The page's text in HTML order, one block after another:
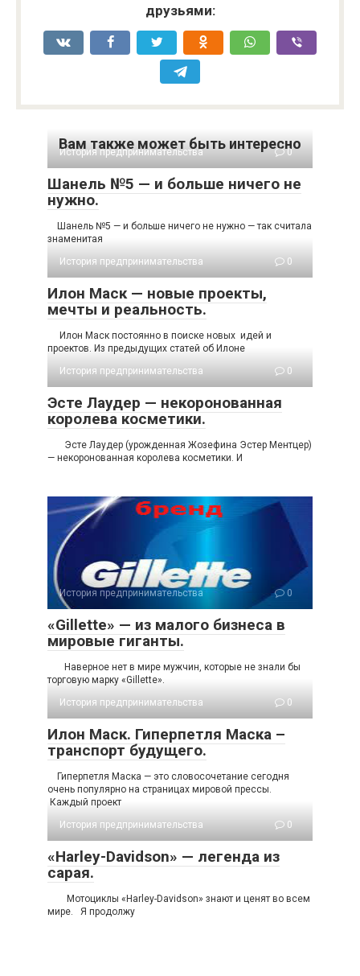
друзьями:
Вам также может быть интересно
История предпринимательства 0
Шанель №5 — и больше ничего не
нужно.
Шанель №5 — и больше ничего не нужно — так считала
знаменитая
История предпринимательства
0
Илон Маск — новые проекты,
мечты и реальность.
Илон Маск постоянно в поиске новых идей и
проектов. Из предыдущих статей об Илоне
История предпринимательства
0
Эсте Лаудер — некоронованная
королева косметики.
Эсте Лаудер (урожденная Жозефина Эстер Ментцер)
— некоронованная королева косметики. И
История предпринимательства 0
«Gillette» — из малого бизнеса в
мировые гиганты.
Наверное нет в мире мужчин, которые не знали бы
торговую марку «Gillette».
История предпринимательства
0
Илон Маск. Гиперпетля Маска –
транспорт будущего.
Гиперпетля Маска — это словосочетание сегодня
очень популярно на страницах мировой прессы.
Каждый проект
История предпринимательства
0
«Harley-Davidson» — легенда из
сарая.
Мотоциклы «Harley-Davidson» знают и ценят во всем
мире. Я продолжу